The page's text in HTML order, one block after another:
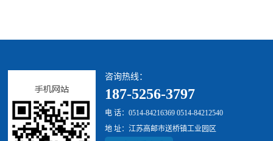
咨询热线：
187-5256-3797
电 话：0514-84216369 0514-84212540
地 址：江苏高邮市送桥镇工业园区